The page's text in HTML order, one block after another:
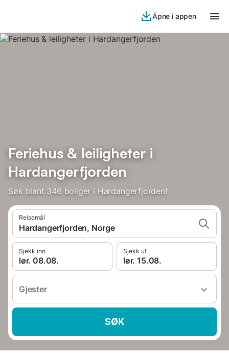
Åpne i appen
Feriehus & leiligheter i
Hardangerfjorden
Søk blant 346 boliger i Hardangerfjorden!
Reisemål
Hardangerfjorden, Norge
Sjekk inn
lør. 08.08.
Sjekk ut
lør. 15.08.
Gjester
SØK